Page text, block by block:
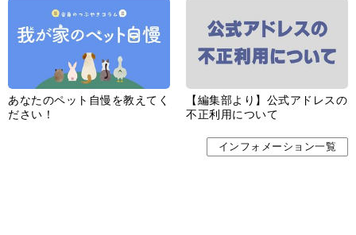
あなたのペット自慢を教えてく
ださい！
【編集部より】公式アドレスの
不正利用について
インフォメーション一覧